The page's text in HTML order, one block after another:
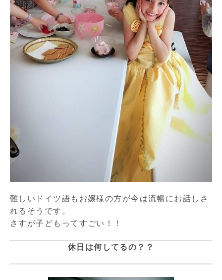
難しいドイツ語もお嬢様の方が今は流暢にお話しさ
れるそうです。
さすが子どもってすごい！！
休日は何してるの？？